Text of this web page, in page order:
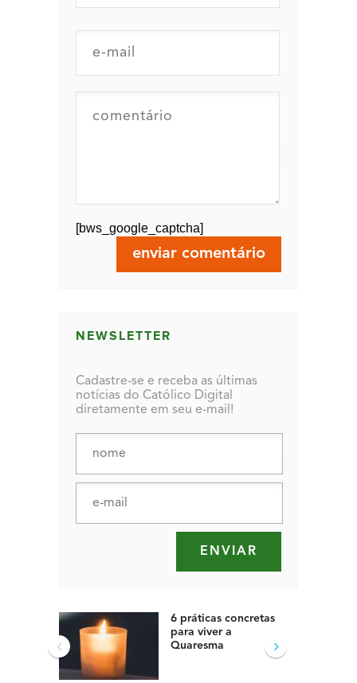
[bws_google_captcha]
NEWSLETTER
Cadastre-se e receba as últimas
notícias do Católico Digital
diretamente em seu e-mail!
6 práticas concretas
para viver a
Quaresma
‹ ›